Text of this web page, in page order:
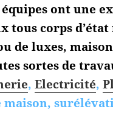
ont une
tous corps d’état
de luxes,
sortes de
,Electricité,